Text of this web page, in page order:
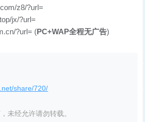
z8/?url=
jx/?url=
?url= (PC+WAP全程无广告)
share/720/
未经允许请勿转载。